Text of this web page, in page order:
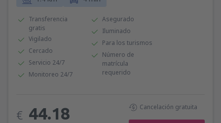
Transferencia
gratis
Vigilado
Cercado
Servicio 24/7
Monitoreo 24/7
Asegurado
Iluminado
Para los turismos
Número de
matrícula
requerido
€ 44.18 Cancelación gratuita